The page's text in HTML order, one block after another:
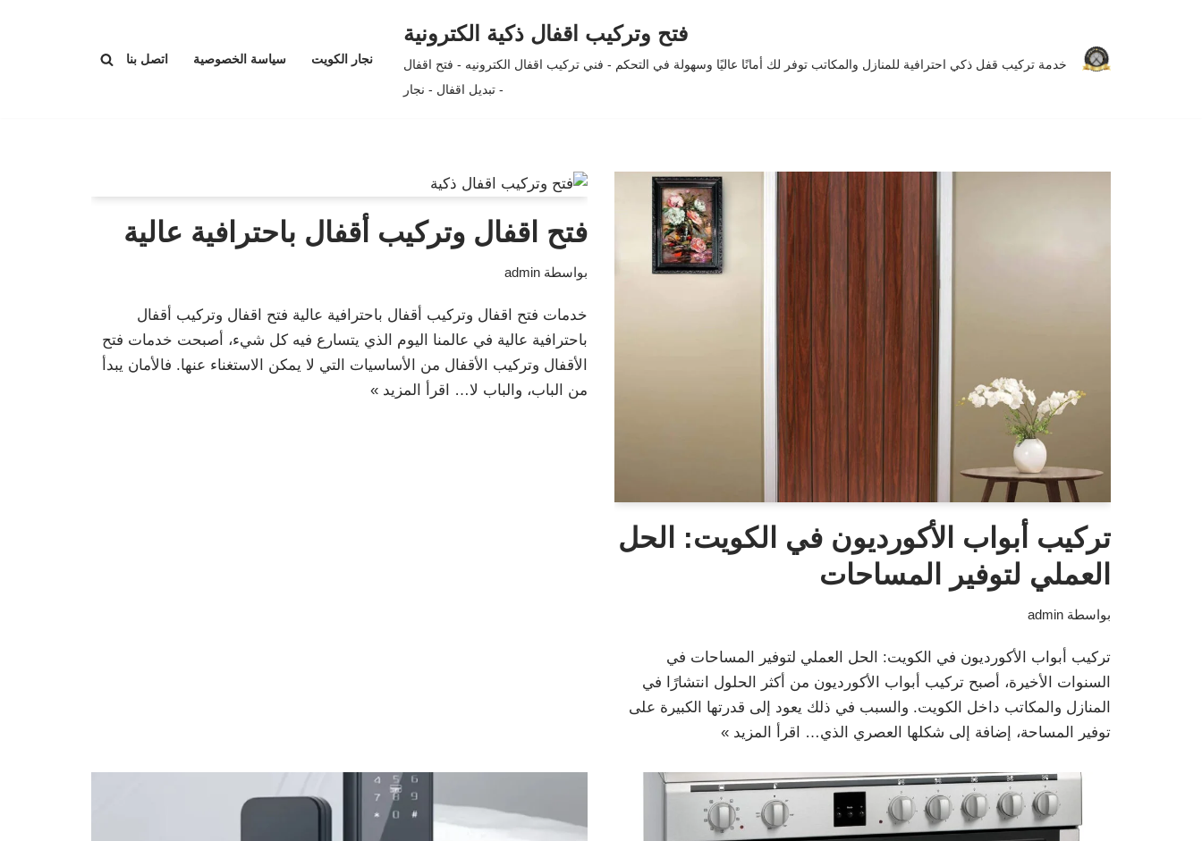
فتح وتركيب اقفال ذكية الكترونية
خدمة تركيب قفل ذكي احترافية للمنازل والمكاتب توفر لك أمانًا عاليًا وسهولة في التحكم - فني تركيب اقفال الكترونيه - فتح اقفال
- تبديل اقفال - نجار
نجار الكويت سياسة الخصوصية اتصل بنا
تركيب أبواب الأكورديون في الكويت: الحل
العملي لتوفير المساحات
بواسطة admin
تركيب أبواب الأكورديون في الكويت: الحل العملي لتوفير المساحات في
السنوات الأخيرة، أصبح تركيب أبواب الأكورديون من أكثر الحلول انتشارًا في
المنازل والمكاتب داخل الكويت. والسبب في ذلك يعود إلى قدرتها الكبيرة على
توفير المساحة، إضافة إلى شكلها العصري الذي…
اقرأ المزيد »
فتح اقفال وتركيب أقفال باحترافية عالية
بواسطة admin
خدمات فتح اقفال وتركيب أقفال باحترافية عالية فتح اقفال وتركيب أقفال
باحترافية عالية في عالمنا اليوم الذي يتسارع فيه كل شيء، أصبحت خدمات فتح
الأقفال وتركيب الأقفال من الأساسيات التي لا يمكن الاستغناء عنها. فالأمان يبدأ
من الباب، والباب لا…
اقرأ المزيد »